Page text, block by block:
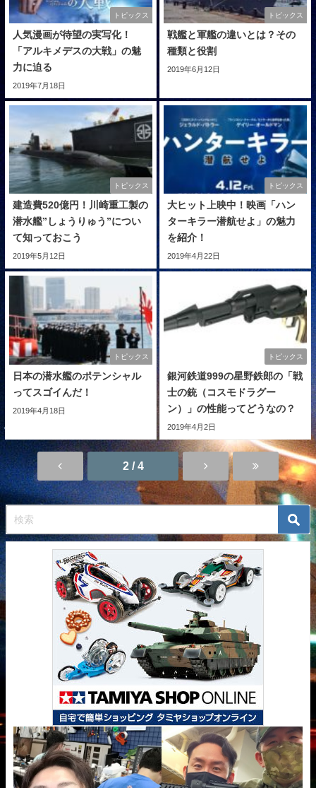
トピックス
人気漫画が待望の実写化！
「アルキメデスの大戦」の魅
力に迫る
2019年7月18日
トピックス
戦艦と軍艦の違いとは？その
種類と役割
2019年6月12日
トピックス
建造費520億円！川崎重工製の
潜水艦”しょうりゅう”につい
て知っておこう
2019年5月12日
トピックス
大ヒット上映中！映画「ハン
ターキラー潜航せよ」の魅力
を紹介！
2019年4月22日
トピックス
日本の潜水艦のポテンシャル
ってスゴイんだ！
2019年4月18日
トピックス
銀河鉄道999の星野鉄郎の「戦
士の銃（コスモドラグー
ン）」の性能ってどうなの？
2019年4月2日
2 / 4